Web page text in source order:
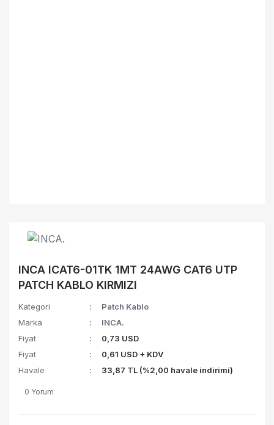
INCA ICAT6-01TK 1MT 24AWG CAT6 UTP
PATCH KABLO KIRMIZI
Kategori
Patch Kablo
Marka
INCA.
Fiyat
0,73 USD
Fiyat
0,61 USD + KDV
Havale
33,87 TL (%2,00 havale indirimi)
0 Yorum